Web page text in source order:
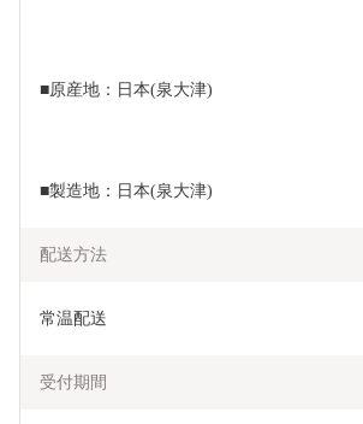
■原産地：日本(泉大津)
■製造地：日本(泉大津)
配送方法
常温配送
受付期間